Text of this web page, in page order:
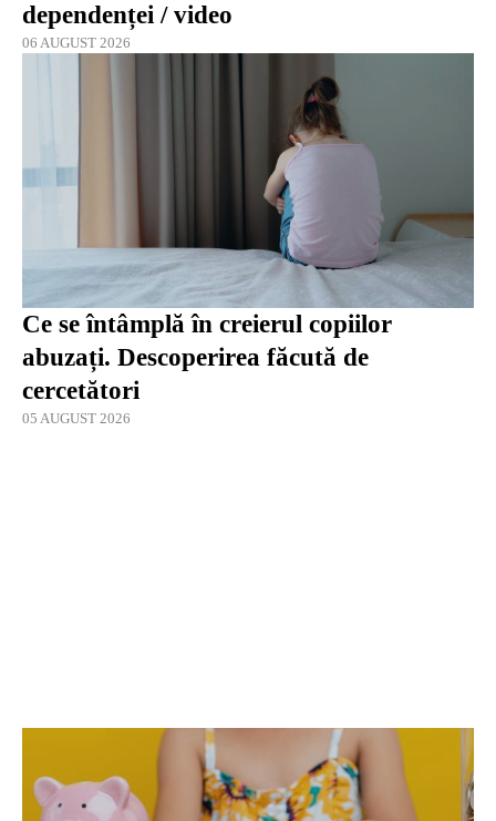
dependenței / video
06 AUGUST 2026
Ce se întâmplă în creierul copiilor
abuzați. Descoperirea făcută de
cercetători
05 AUGUST 2026